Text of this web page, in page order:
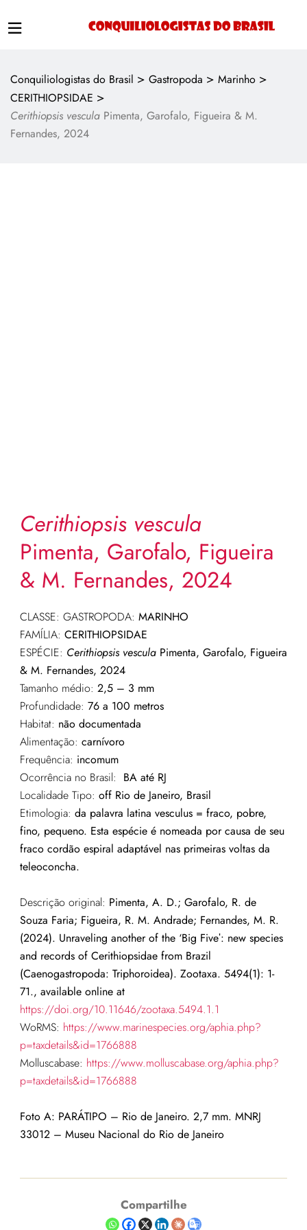
Conquiliologistas do Brasil > Gastropoda > Marinho >
CERITHIOPSIDAE >
Cerithiopsis vescula Pimenta, Garofalo, Figueira & M.
Fernandes, 2024
Cerithiopsis vescula
Pimenta, Garofalo, Figueira
& M. Fernandes, 2024
CLASSE: GASTROPODA: MARINHO
FAMÍLIA: CERITHIOPSIDAE
ESPÉCIE: Cerithiopsis vescula Pimenta, Garofalo, Figueira
& M. Fernandes, 2024
Tamanho médio: 2,5 – 3 mm
Profundidade: 76 a 100 metros
Habitat: não documentada
Alimentação: carnívoro
Frequência: incomum
Ocorrência no Brasil: BA até RJ
Localidade Tipo: off Rio de Janeiro, Brasil
Etimologia: da palavra latina vesculus = fraco, pobre,
fino, pequeno. Esta espécie é nomeada por causa de seu
fraco cordão espiral adaptável nas primeiras voltas da
teleoconcha.
Descrição original: Pimenta, A. D.; Garofalo, R. de
Souza Faria; Figueira, R. M. Andrade; Fernandes, M. R.
(2024). Unraveling another of the ‘Big Fiveʹ: new species
and records of Cerithiopsidae from Brazil
(Caenogastropoda: Triphoroidea). Zootaxa. 5494(1): 1-
71., available online at
https://doi.org/10.11646/zootaxa.5494.1.1
WoRMS: https://www.marinespecies.org/aphia.php?
p=taxdetails&id=1766888
Molluscabase: https://www.molluscabase.org/aphia.php?
p=taxdetails&id=1766888
Foto A: PARÁTIPO – Rio de Janeiro. 2,7 mm. MNRJ
33012 – Museu Nacional do Rio de Janeiro
Compartilhe